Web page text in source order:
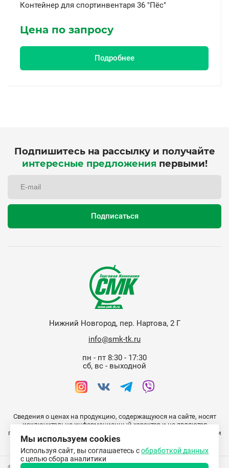
Контейнер для спортинвентаря 36 "Пёс"
Цена по запросу
Подробнее
Подпишитесь на рассылку и получайте
интересные предложения первыми!
Нижний Новгород, пер. Нартова, 2 Г
info@smk-tk.ru
пн - пт 8:30 - 17:30
сб, вс - выходной
Сведения о ценах на продукцию, содержащуюся на сайте, носят
исключительно информационный характер и не являются
публичной офертой (ст. 437 ГК РФ). Информация о наличии, ценах и
условиях приобретения уточняйте у менеджеров отдела продаж.
Мы используем cookies
Используя сайт, вы соглашаетесь собработкой данных
с целью сбора аналитики